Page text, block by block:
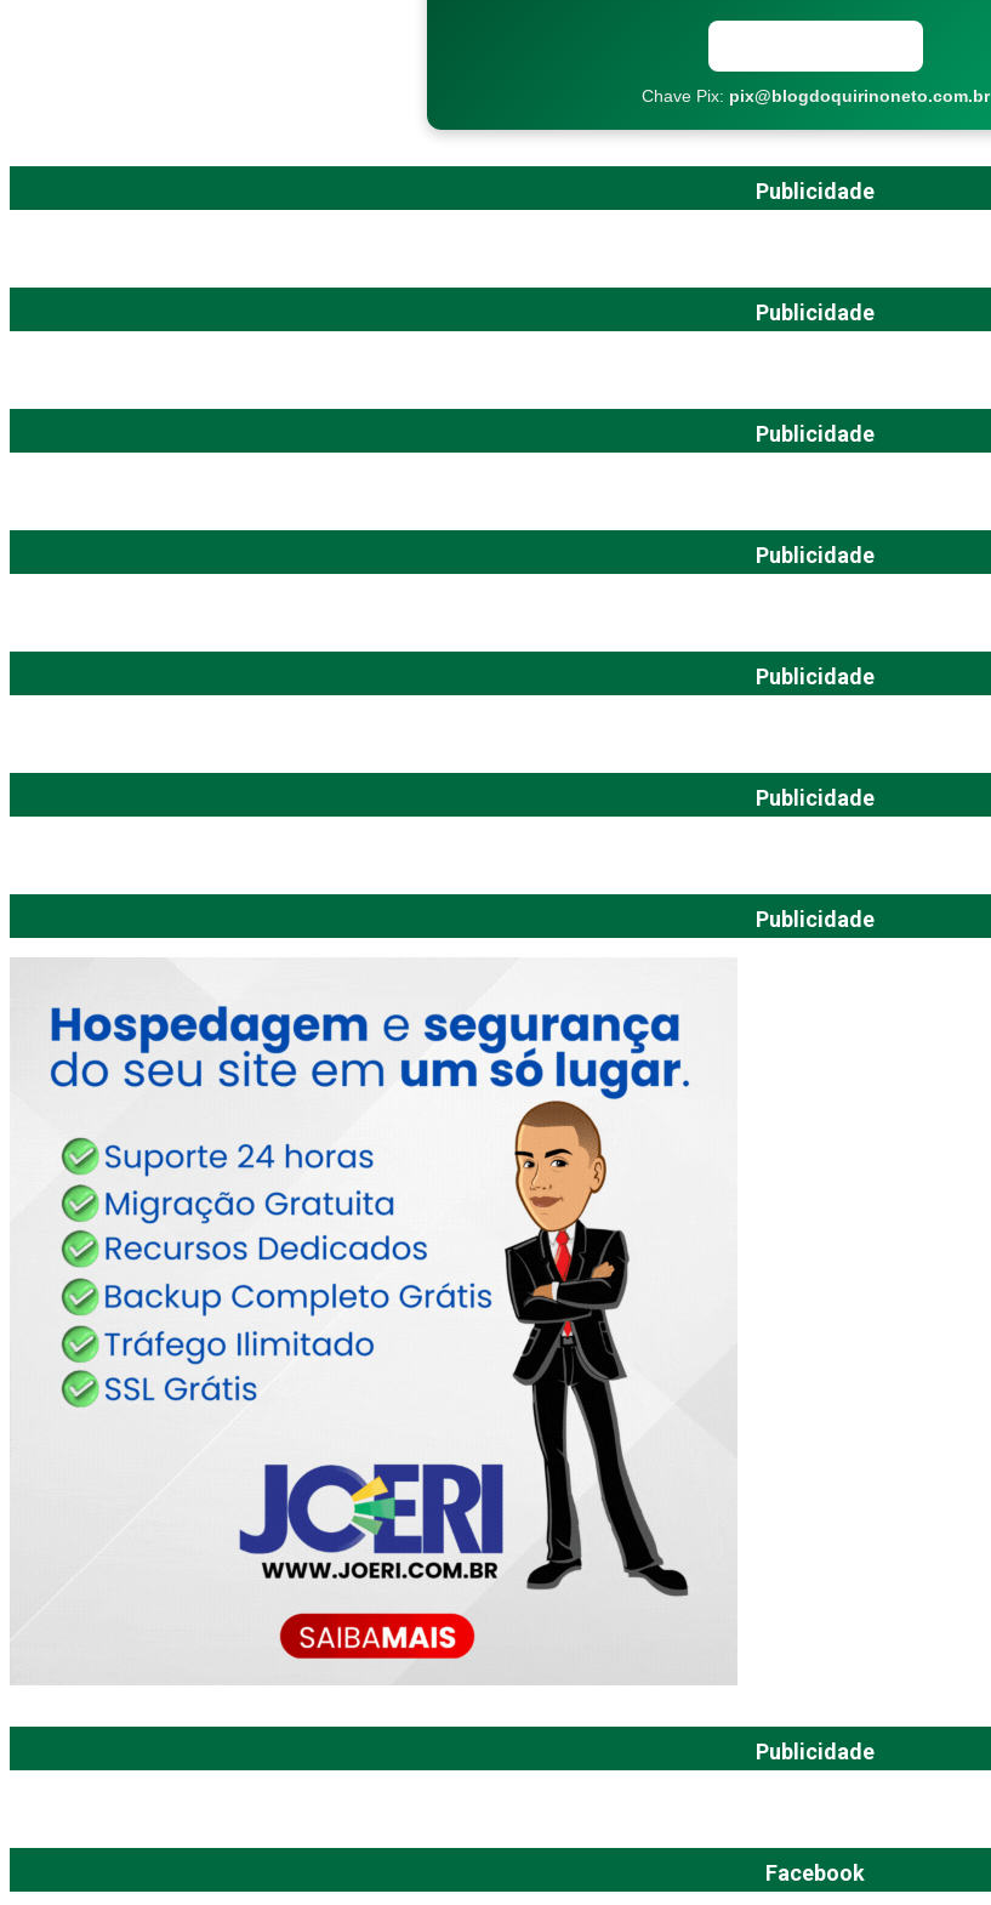
Chave Pix: pix@blogdoquirinoneto.com.br
Publicidade
Publicidade
Publicidade
Publicidade
Publicidade
Publicidade
Publicidade
Publicidade
Facebook